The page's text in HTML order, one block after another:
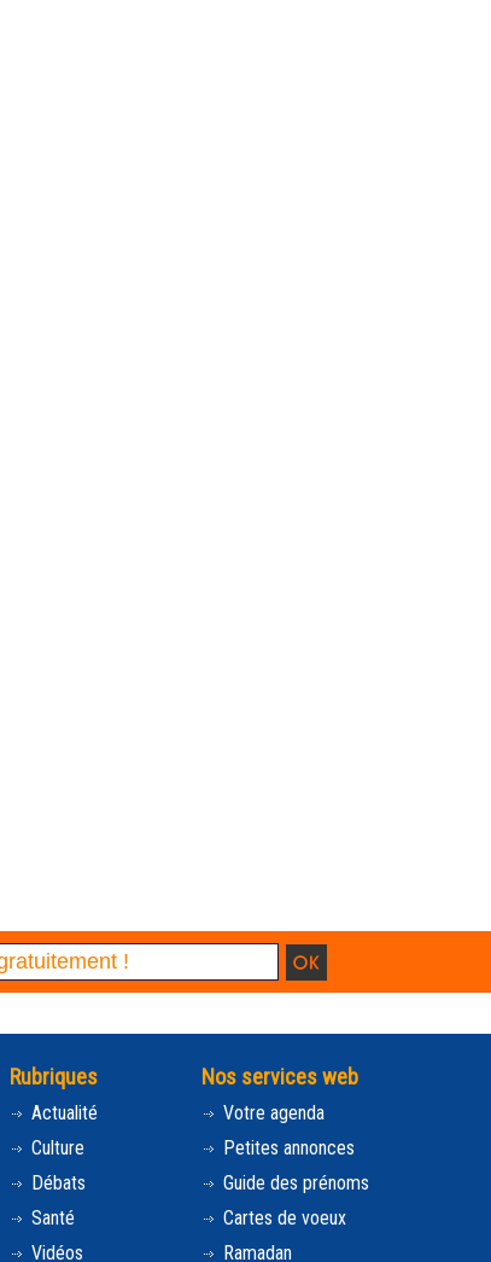
Rubriques
Actualité
Culture
Débats
Santé
Vidéos
Nos services web
Votre agenda
Petites annonces
Guide des prénoms
Cartes de voeux
Ramadan